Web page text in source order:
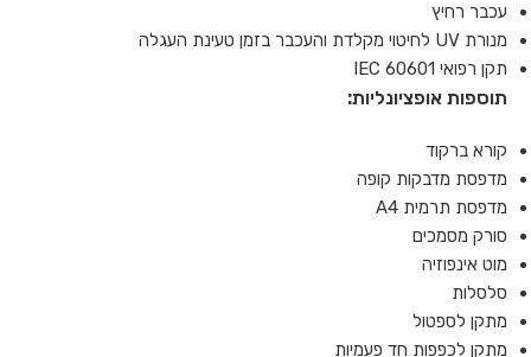
עכבר רחיץ
מנורת UV לחיטוי מקלדת והעכבר בזמן טעינת העגלה
תקן רפואי IEC 60601
תוספות אופציונליות:
קורא ברקוד
מדפסת מדבקות קופה
מדפסת תרמית A4
סורק מסמכים
מוט אינפוזיה
סלסלות
מתקן לספטול
מתקן לכפפות חד פעמיות